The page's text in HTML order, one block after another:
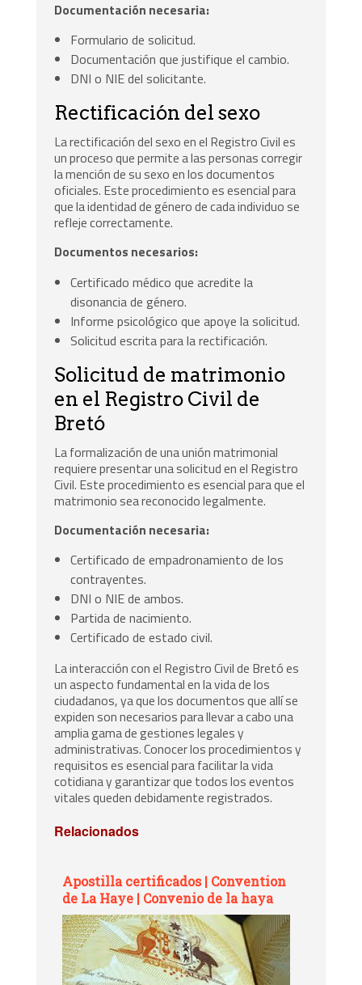
Documentación necesaria:
Formulario de solicitud.
Documentación que justifique el cambio.
DNI o NIE del solicitante.
Rectificación del sexo
La rectificación del sexo en el Registro Civil es
un proceso que permite a las personas corregir
la mención de su sexo en los documentos
oficiales. Este procedimiento es esencial para
que la identidad de género de cada individuo se
refleje correctamente.
Documentos necesarios:
Certificado médico que acredite la
disonancia de género.
Informe psicológico que apoye la solicitud.
Solicitud escrita para la rectificación.
Solicitud de matrimonio
en el Registro Civil de
Bretó
La formalización de una unión matrimonial
requiere presentar una solicitud en el Registro
Civil. Este procedimiento es esencial para que el
matrimonio sea reconocido legalmente.
Documentación necesaria:
Certificado de empadronamiento de los
contrayentes.
DNI o NIE de ambos.
Partida de nacimiento.
Certificado de estado civil.
La interacción con el Registro Civil de Bretó es
un aspecto fundamental en la vida de los
ciudadanos, ya que los documentos que allí se
expiden son necesarios para llevar a cabo una
amplia gama de gestiones legales y
administrativas. Conocer los procedimientos y
requisitos es esencial para facilitar la vida
cotidiana y garantizar que todos los eventos
vitales queden debidamente registrados.
Relacionados
Apostilla certificados | Convention
de La Haye | Convenio de la haya